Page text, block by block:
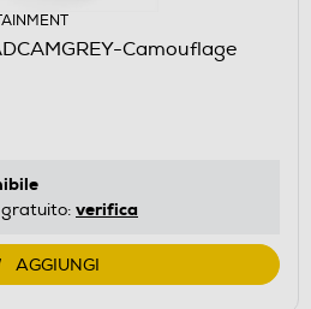
Camouflage
verifica
AGGIUNGI